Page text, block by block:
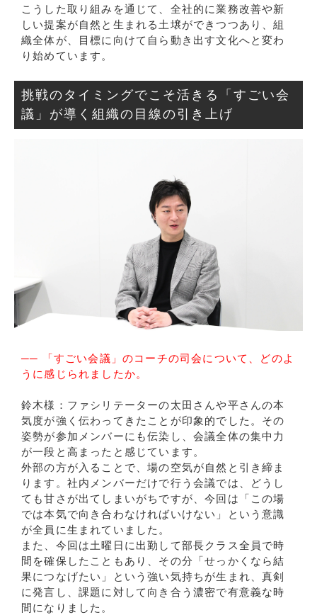
こうした取り組みを通じて、全社的に業務改善や新
しい提案が自然と生まれる土壌ができつつあり、組
織全体が、目標に向けて自ら動き出す文化へと変わ
り始めています。
挑戦のタイミングでこそ活きる「すごい会
議」が導く組織の目線の引き上げ
── 「すごい会議」のコーチの司会について、どのよ
うに感じられましたか。
鈴木様：ファシリテーターの太田さんや平さんの本
気度が強く伝わってきたことが印象的でした。その
姿勢が参加メンバーにも伝染し、会議全体の集中力
が一段と高まったと感じています。
外部の方が入ることで、場の空気が自然と引き締ま
ります。社内メンバーだけで行う会議では、どうし
ても甘さが出てしまいがちですが、今回は「この場
では本気で向き合わなければいけない」という意識
が全員に生まれていました。
また、今回は土曜日に出勤して部長クラス全員で時
間を確保したこともあり、その分「せっかくなら結
果につなげたい」という強い気持ちが生まれ、真剣
に発言し、課題に対して向き合う濃密で有意義な時
間になりました。